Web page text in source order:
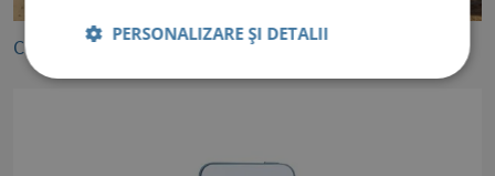
Cum îi protejăm pe copii de caniculă?
PERSONALIZARE ȘI DETALII